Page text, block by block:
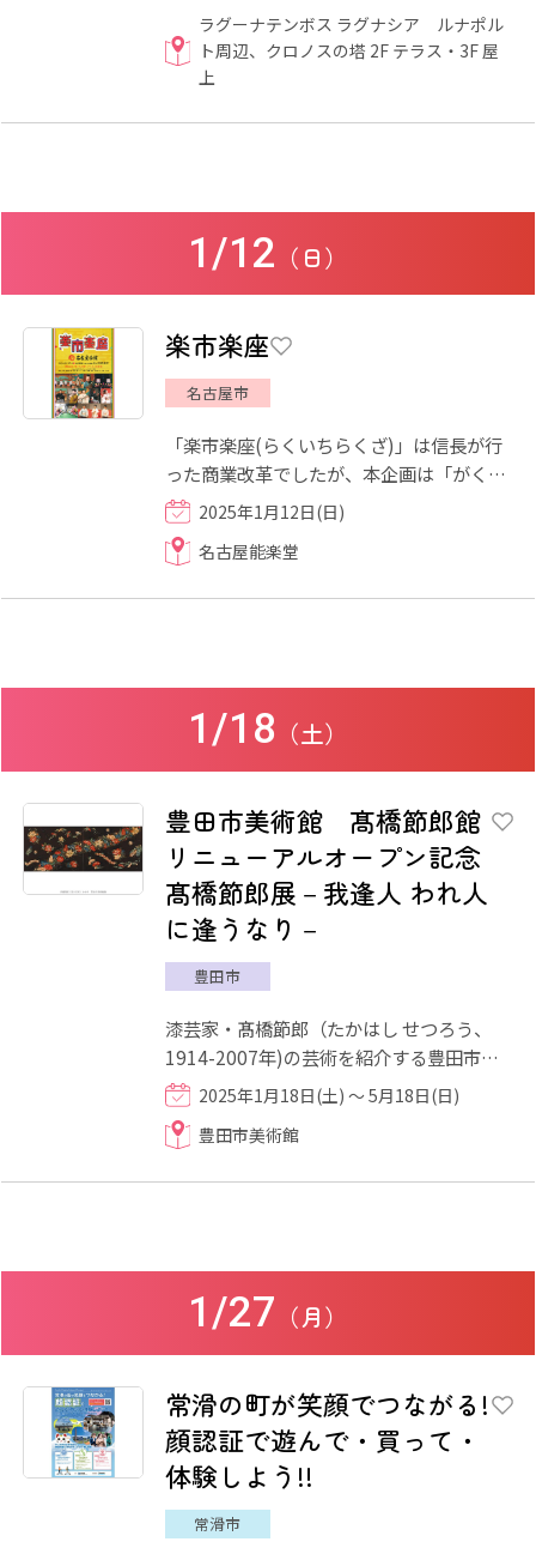
ラグーナテンボス ラグナシア ルナポル
ト周辺、クロノスの塔 2F テラス・3F 屋
上
1/12 （日）
楽市楽座
名古屋市
「楽市楽座(らくいちらくざ)」は信長が行
った商業改革でしたが、本企画は「がくい
ちがくざ」と呼びます。日本の芸能は、長
い歴史の中でお互いに繋...
2025年1月12日(日)
名古屋能楽堂
1/18 （土）
豊田市美術館 髙橋節郎館
リニューアルオープン記念
髙橋節郎展－我逢人 われ人
に逢うなり－
豊田市
漆芸家・髙橋節郎（たかはし せつろう、
1914-2007年)の芸術を紹介する豊田市美
術館髙橋節郎館は、1995年11月11日に開
館しました。この度2024年1月...
2025年1月18日(土) ～ 5月18日(日)
豊田市美術館
1/27 （月）
常滑の町が笑顔でつながる!
顔認証で遊んで・買って・
体験しよう!!
常滑市